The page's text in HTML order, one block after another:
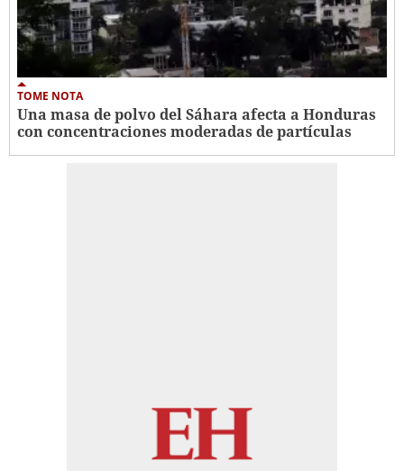
TOME NOTA
Una masa de polvo del Sáhara afecta a Honduras
con concentraciones moderadas de partículas